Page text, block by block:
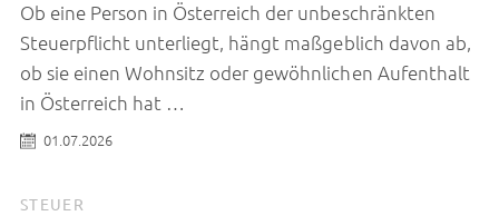
Ob eine Person in Österreich der unbeschränkten
Steuerpflicht unterliegt, hängt maßgeblich davon ab,
ob sie einen Wohnsitz oder gewöhnlichen Aufenthalt
in Österreich hat …
01.07.2026
STEUER